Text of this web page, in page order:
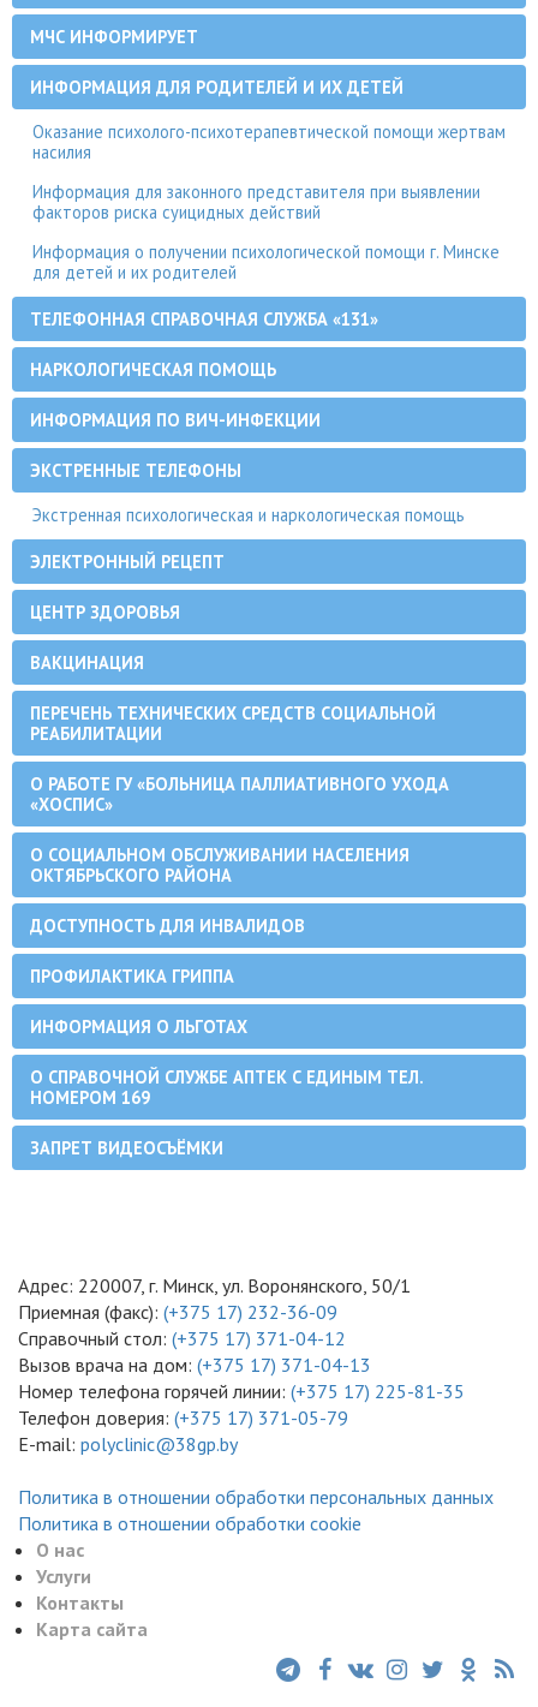
МЧС ИНФОРМИРУЕТ
ИНФОРМАЦИЯ ДЛЯ РОДИТЕЛЕЙ И ИХ ДЕТЕЙ
Оказание психолого-психотерапевтической помощи жертвам
насилия
Информация для законного представителя при выявлении
факторов риска суицидных действий
Информация о получении психологической помощи г. Минске
для детей и их родителей
ТЕЛЕФОННАЯ СПРАВОЧНАЯ СЛУЖБА «131»
НАРКОЛОГИЧЕСКАЯ ПОМОЩЬ
ИНФОРМАЦИЯ ПО ВИЧ-ИНФЕКЦИИ
ЭКСТРЕННЫЕ ТЕЛЕФОНЫ
Экстренная психологическая и наркологическая помощь
ЭЛЕКТРОННЫЙ РЕЦЕПТ
ЦЕНТР ЗДОРОВЬЯ
ВАКЦИНАЦИЯ
ПЕРЕЧЕНЬ ТЕХНИЧЕСКИХ СРЕДСТВ СОЦИАЛЬНОЙ
РЕАБИЛИТАЦИИ
О РАБОТЕ ГУ «БОЛЬНИЦА ПАЛЛИАТИВНОГО УХОДА
«ХОСПИС»
О СОЦИАЛЬНОМ ОБСЛУЖИВАНИИ НАСЕЛЕНИЯ
ОКТЯБРЬСКОГО РАЙОНА
ДОСТУПНОСТЬ ДЛЯ ИНВАЛИДОВ
ПРОФИЛАКТИКА ГРИППА
ИНФОРМАЦИЯ О ЛЬГОТАХ
О СПРАВОЧНОЙ СЛУЖБЕ АПТЕК С ЕДИНЫМ ТЕЛ.
НОМЕРОМ 169
ЗАПРЕТ ВИДЕОСЪЁМКИ
Адрес: 220007, г. Минск, ул. Воронянского, 50/1
Приемная (факс): (+375 17) 232-36-09
Справочный стол: (+375 17) 371-04-12
Вызов врача на дом: (+375 17) 371-04-13
Номер телефона горячей линии: (+375 17) 225-81-35
Телефон доверия: (+375 17) 371-05-79
E-mail: polyclinic@38gp.by
Политика в отношении обработки персональных данных
Политика в отношении обработки cookie
О нас
Услуги
Контакты
Карта сайта